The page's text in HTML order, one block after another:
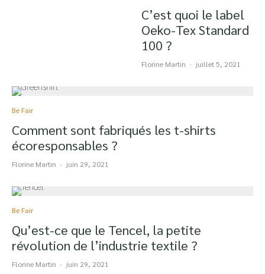
C’est quoi le label
Oeko-Tex Standard
100 ?
Florine Martin · juillet 5, 2021
Be Fair
Comment sont fabriqués les t-shirts
écoresponsables ?
Florine Martin · juin 29, 2021
Be Fair
Qu’est-ce que le Tencel, la petite
révolution de l’industrie textile ?
Florine Martin · juin 29, 2021